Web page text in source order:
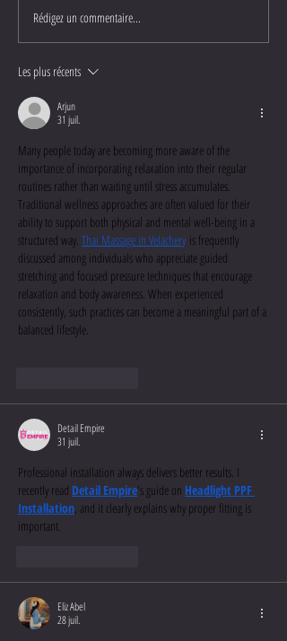
Rédigez un commentaire...
Les plus récents
Arjun
31 juil.
Many people today are becoming more aware of the
importance of incorporating relaxation into their regular
routines rather than waiting until stress accumulates.
Traditional wellness approaches are often valued for their
ability to support both physical and mental well-being in a
structured way. Thai Massage in Velachery is frequently
discussed among individuals who appreciate guided
stretching and focused pressure techniques that encourage
relaxation and body awareness. When experienced
consistently, such practices can become a meaningful part of a
balanced lifestyle.
Detail Empire
31 juil.
Professional installation always delivers better results. I
recently read Detail Empire's guide on Headlight PPF
Installation, and it clearly explains why proper fitting is
important.
Eliz Abel
28 juil.